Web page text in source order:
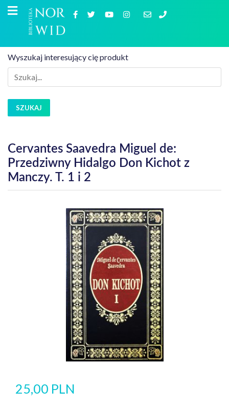
Wyszukaj interesujący cię produkt
SZUKAJ
Cervantes Saavedra Miguel de:
Przedziwny Hidalgo Don Kichot z
Manczy. T. 1 i 2
25,00 PLN